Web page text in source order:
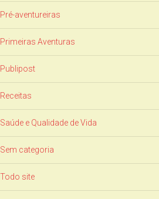
Pré-aventureiras
Primeiras Aventuras
Publipost
Receitas
Saúde e Qualidade de Vida
Sem categoria
Todo site